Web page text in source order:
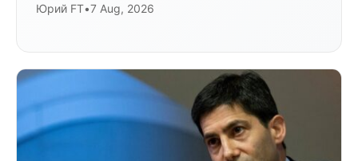
Юрий FT•7 Aug, 2026